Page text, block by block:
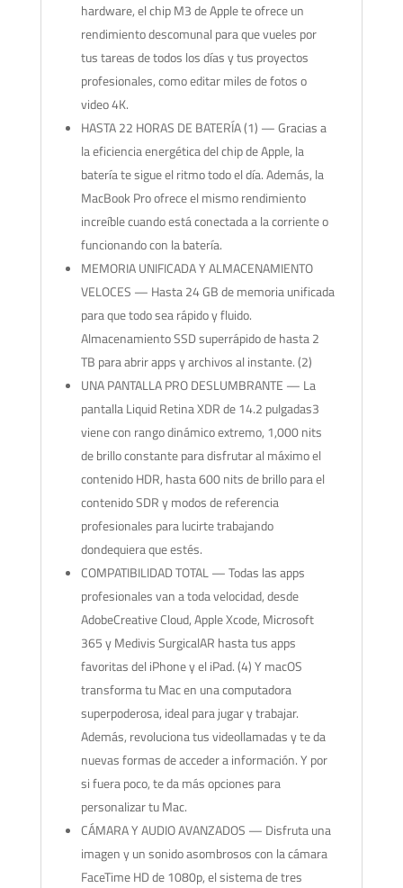
hardware, el chip M3 de Apple te ofrece un
rendimiento descomunal para que vueles por
tus tareas de todos los días y tus proyectos
profesionales, como editar miles de fotos o
video 4K.
HASTA 22 HORAS DE BATERÍA (1) — Gracias a
la eficiencia energética del chip de Apple, la
batería te sigue el ritmo todo el día. Además, la
MacBook Pro ofrece el mismo rendimiento
increíble cuando está conectada a la corriente o
funcionando con la batería.
MEMORIA UNIFICADA Y ALMACENAMIENTO
VELOCES — Hasta 24 GB de memoria unificada
para que todo sea rápido y fluido.
Almacenamiento SSD superrápido de hasta 2
TB para abrir apps y archivos al instante. (2)
UNA PANTALLA PRO DESLUMBRANTE — La
pantalla Liquid Retina XDR de 14.2 pulgadas3
viene con rango dinámico extremo, 1,000 nits
de brillo constante para disfrutar al máximo el
contenido HDR, hasta 600 nits de brillo para el
contenido SDR y modos de referencia
profesionales para lucirte trabajando
dondequiera que estés.
COMPATIBILIDAD TOTAL — Todas las apps
profesionales van a toda velocidad, desde
AdobeCreative Cloud, Apple Xcode, Microsoft
365 y Medivis SurgicalAR hasta tus apps
favoritas del iPhone y el iPad. (4) Y macOS
transforma tu Mac en una computadora
superpoderosa, ideal para jugar y trabajar.
Además, revoluciona tus videollamadas y te da
nuevas formas de acceder a información. Y por
si fuera poco, te da más opciones para
personalizar tu Mac.
CÁMARA Y AUDIO AVANZADOS — Disfruta una
imagen y un sonido asombrosos con la cámara
FaceTime HD de 1080p, el sistema de tres